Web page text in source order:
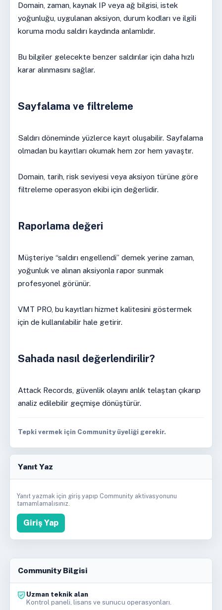
Domain, zaman, kaynak IP veya ağ bilgisi, istek
yoğunluğu, uygulanan aksiyon, durum kodları ve ilgili
koruma modu saldırı kaydında anlamlıdır.
Bu bilgiler gelecekte benzer saldırılar için daha hızlı
karar alınmasını sağlar.
Sayfalama ve filtreleme
Saldırı döneminde yüzlerce kayıt oluşabilir. Sayfalama
olmadan bu kayıtları okumak hem zor hem yavaştır.
Domain, tarih, risk seviyesi veya aksiyon türüne göre
filtreleme operasyon ekibi için değerlidir.
Raporlama değeri
Müşteriye “saldırı engellendi” demek yerine zaman,
yoğunluk ve alınan aksiyonla rapor sunmak
profesyonel görünür.
VMT PRO, bu kayıtları hizmet kalitesini göstermek
için de kullanılabilir hale getirir.
Sahada nasıl değerlendirilir?
Attack Records, güvenlik olayını anlık telaştan çıkarıp
analiz edilebilir geçmişe dönüştürür.
Tepki vermek için Community üyeliği gerekir.
Yanıt Yaz
Yanıt yazmak için giriş yapıp Community aktivasyonunu
tamamlamalısınız.
Giriş Yap
Community Bilgisi
Uzman teknik alan
Kontrol paneli, lisans ve sunucu operasyonları.